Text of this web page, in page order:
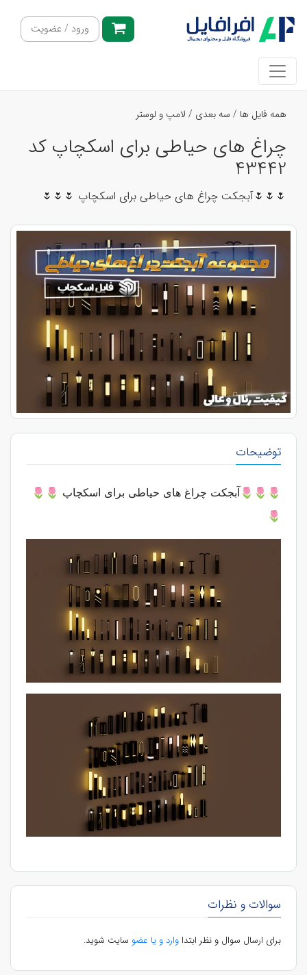
ورود / عضویت
همه فایل ها / سه بعدی / لامپ و لوستر
چراغ های حیاطی برای اسکچاپ کد
43442
🌷🌷🌷آبجکت چراغ های حیاطی برای اسکچاپ 🌷🌷🌷
توضیحات
🌷🌷🌷آبجکت چراغ های حیاطی برای اسکچاپ 🌷🌷
🌷
سوالات و نظرات
برای ارسال سوال و نظر ابتداوارد و یا عضو سایت شوید.